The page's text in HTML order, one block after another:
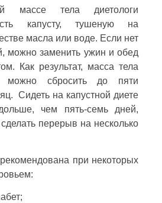
массе тела диетологи
капусту, тушеную на
масла или воде. Если нет
можно заменить ужин и обед
Как результат, масса тела
можно сбросить до пяти
Сидеть на капустной диете
чем пять-семь дней,
перерыв на несколько
при некоторых